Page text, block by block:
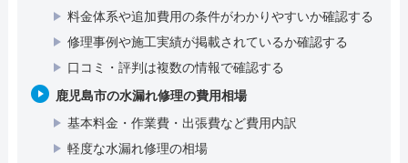
料金体系や追加費用の条件がわかりやすいか確認する
修理事例や施工実績が掲載されているか確認する
口コミ・評判は複数の情報で確認する
鹿児島市の水漏れ修理の費用相場
基本料金・作業費・出張費など費用内訳
軽度な水漏れ修理の相場